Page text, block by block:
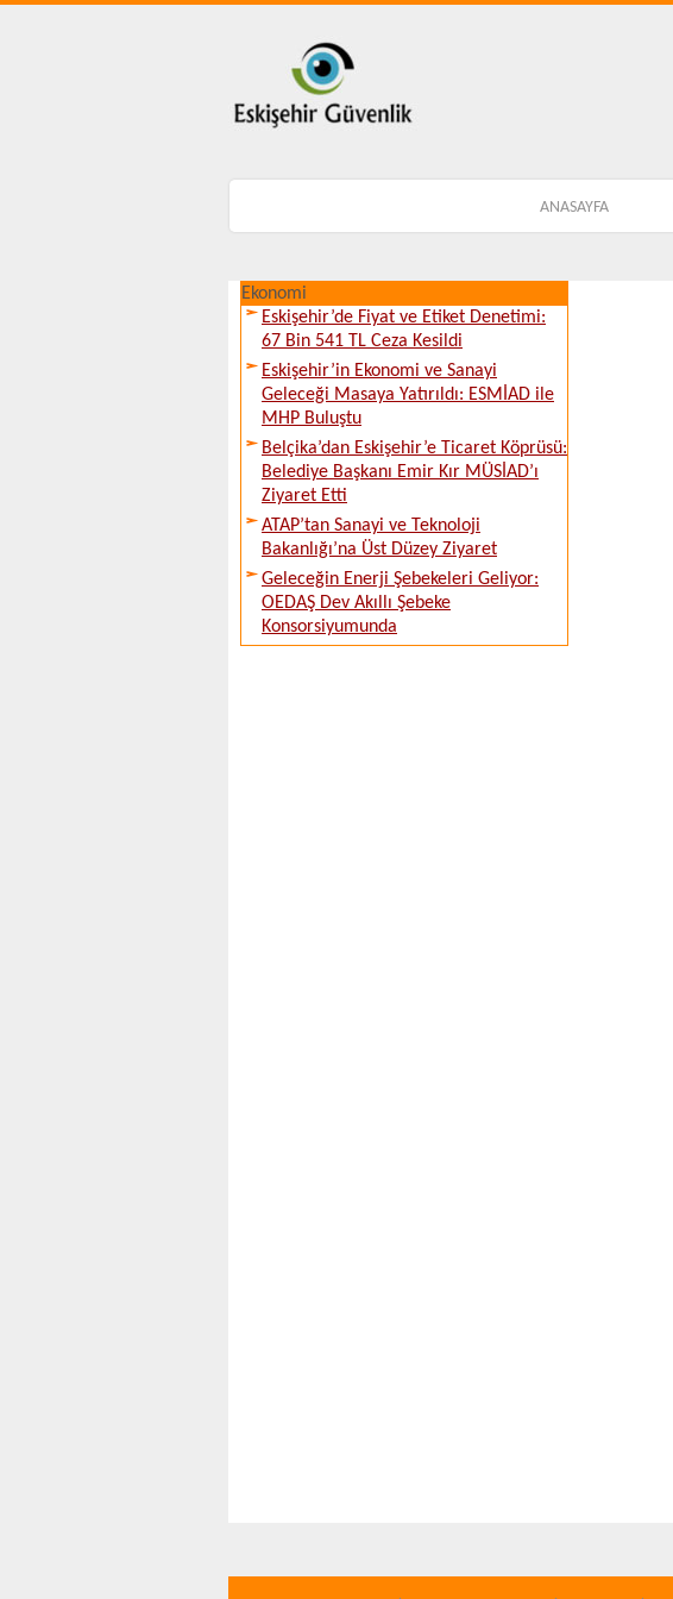
ANASAYFA
Ekonomi
Eskişehir’de Fiyat ve Etiket Denetimi:
67 Bin 541 TL Ceza Kesildi
Eskişehir’in Ekonomi ve Sanayi
Geleceği Masaya Yatırıldı: ESMİAD ile
MHP Buluştu
Belçika’dan Eskişehir’e Ticaret Köprüsü:
Belediye Başkanı Emir Kır MÜSİAD’ı
Ziyaret Etti
ATAP’tan Sanayi ve Teknoloji
Bakanlığı’na Üst Düzey Ziyaret
Geleceğin Enerji Şebekeleri Geliyor:
OEDAŞ Dev Akıllı Şebeke
Konsorsiyumunda